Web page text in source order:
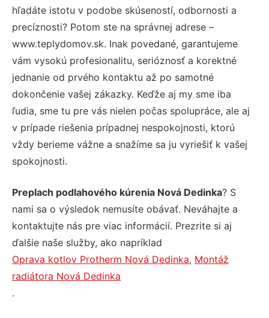
hľadáte istotu v podobe skúseností, odbornosti a
precíznosti? Potom ste na správnej adrese –
www.teplydomov.sk. Inak povedané, garantujeme
vám vysokú profesionalitu, serióznosť a korektné
jednanie od prvého kontaktu až po samotné
dokončenie vašej zákazky. Keďže aj my sme iba
ľudia, sme tu pre vás nielen počas spolupráce, ale aj
v prípade riešenia prípadnej nespokojnosti, ktorú
vždy berieme vážne a snažíme sa ju vyriešiť k vašej
spokojnosti.
Preplach podlahového kúrenia Nová Dedinka? S
nami sa o výsledok nemusíte obávať. Neváhajte a
kontaktujte nás pre viac informácií. Prezrite si aj
ďalšie naše služby, ako napríklad
Oprava kotlov Protherm Nová Dedinka, Montáž
radiátora Nová Dedinka
.